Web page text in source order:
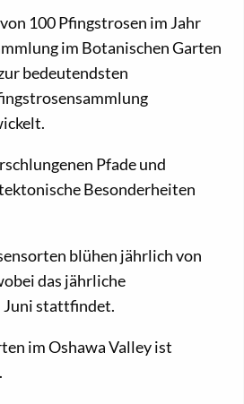
100 Pfingstrosen im Jahr
im Botanischen Garten
bedeutendsten
Pfade und
Besonderheiten
blühen jährlich von
das jährliche
Juni stattfindet.
im Oshawa Valley ist